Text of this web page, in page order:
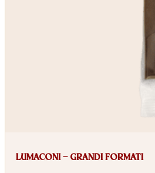
LUMACONI – GRANDI FORMATI